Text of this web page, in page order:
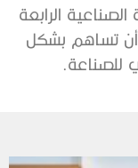
الرابعة
أن تساهم بشكل
للصناعة.